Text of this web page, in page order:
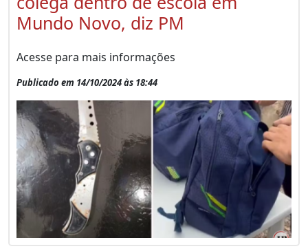
Mundo Novo, diz PM
Acesse para mais informações
Publicado em 14/10/2024 às 18:44